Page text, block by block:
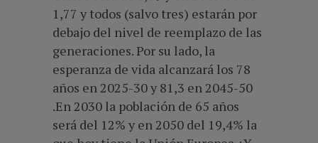
1,77 y todos (salvo tres) estarán por
debajo del nivel de reemplazo de las
generaciones. Por su lado, la
esperanza de vida alcanzará los 78
años en 2025-30 y 81,3 en 2045-50
.En 2030 la población de 65 años
será del 12% y en 2050 del 19,4% la